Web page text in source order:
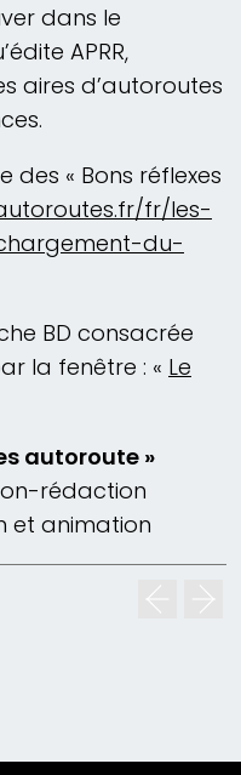
dans le
APRR,
aires d’autoroutes
des « Bons réflexes
fr/les-
du-
BD consacrée
la fenêtre : « Le
autoroute »
rédaction
et animation